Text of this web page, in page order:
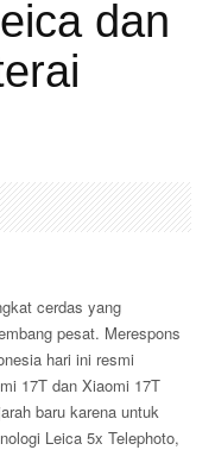
dan
cerdas yang
pesat. Merespons
hari ini resmi
17T dan Xiaomi 17T
baru karena untuk
Leica 5x Telephoto,